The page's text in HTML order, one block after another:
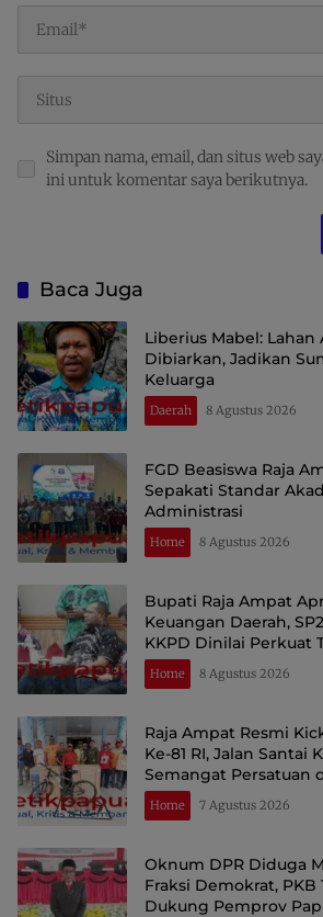
Simpan nama, email, dan situs web
ini untuk komentar saya berikutnya.
Baca Juga
Liberius Mabel: Lahan
Dibiarkan, Jadikan
Keluarga
Daerah 8 Agustus 2026
FGD Beasiswa Raja
Sepakati Standar
Administrasi
Home 8 Agustus 2026
Bupati Raja Ampat
Keuangan Daerah,
KKPD Dinilai Perkuat
Home 8 Agustus 2026
Raja Ampat Resmi
Ke-81 RI, Jalan Santai
Semangat Persatuan
Home 7 Agustus 2026
Oknum DPR Diduga
Fraksi Demokrat, PKB
Dukung Pemprov